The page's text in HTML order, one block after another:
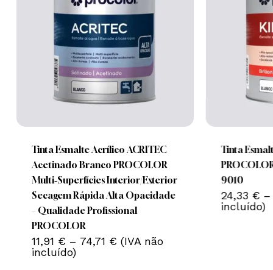
Nenhum produto no carrinho.
Go To Shop
multiple
variants.
The
options
may
be
chosen
on
Tinta Esmalte Acrílico ACRITEC
Acetinado Branco PROCOLOR
Multi‑Superfícies Interior/Exterior
Secagem Rápida Alta Opacidade
– Qualidade Profissional
PROCOLOR
11,91 € – 74,71 €Price
range:
(IVA não
incluído)
multiple
variants.
The
options
may
Tinta
9010
24,33 € –
incluído)